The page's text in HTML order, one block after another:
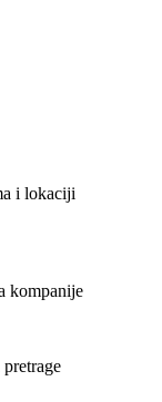
i lokaciji
kompanije